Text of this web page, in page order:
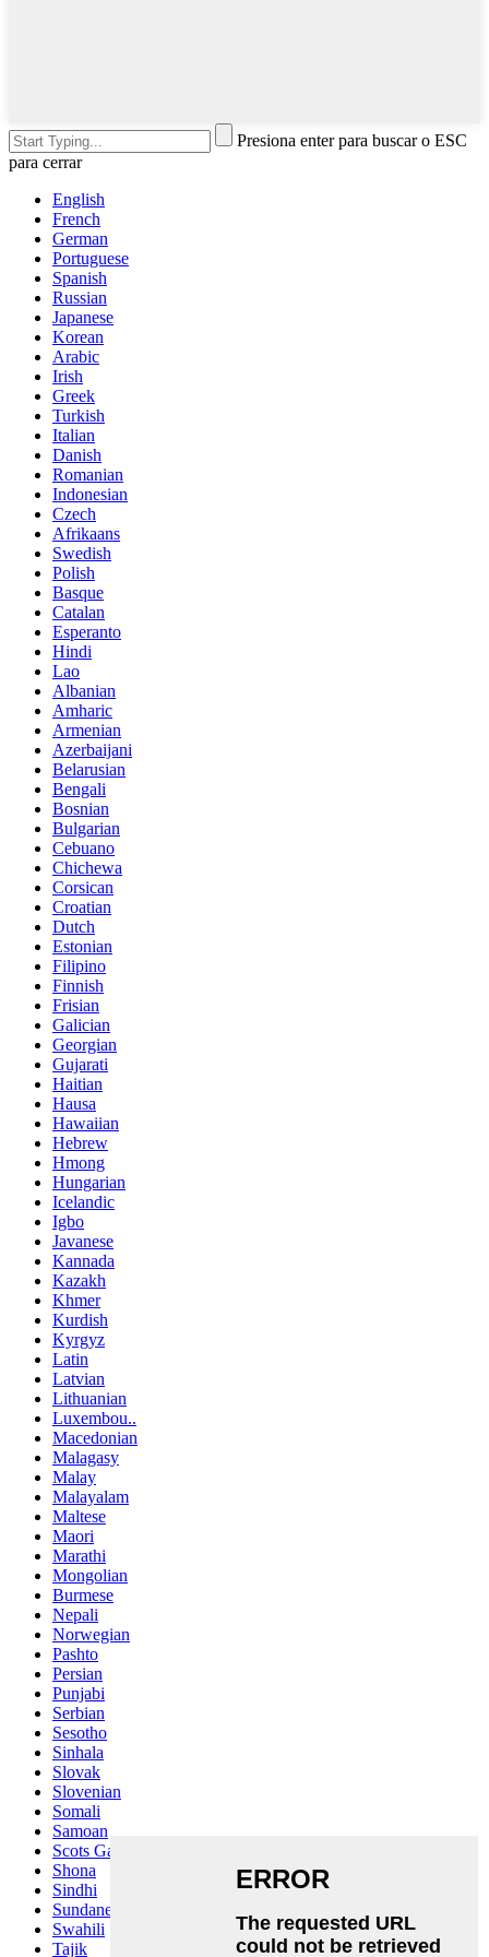
Presiona enter para buscar o ESC
para cerrar
English
French
German
Portuguese
Spanish
Russian
Japanese
Korean
Arabic
Irish
Greek
Turkish
Italian
Danish
Romanian
Indonesian
Czech
Afrikaans
Swedish
Polish
Basque
Catalan
Esperanto
Hindi
Lao
Albanian
Amharic
Armenian
Azerbaijani
Belarusian
Bengali
Bosnian
Bulgarian
Cebuano
Chichewa
Corsican
Croatian
Dutch
Estonian
Filipino
Finnish
Frisian
Galician
Georgian
Gujarati
Haitian
Hausa
Hawaiian
Hebrew
Hmong
Hungarian
Icelandic
Igbo
Javanese
Kannada
Kazakh
Khmer
Kurdish
Kyrgyz
Latin
Latvian
Lithuanian
Luxembou..
Macedonian
Malagasy
Malay
Malayalam
Maltese
Maori
Marathi
Mongolian
Burmese
Nepali
Norwegian
Pashto
Persian
Punjabi
Serbian
Sesotho
Sinhala
Slovak
Slovenian
Somali
Samoan
Scots Gaelic
Shona
Sindhi
Sundanese
Swahili
Tajik